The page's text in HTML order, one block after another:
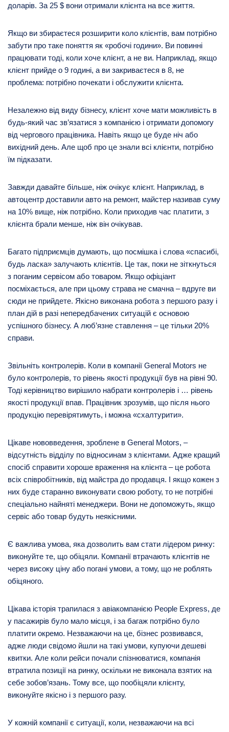
доларів. За 25 $ вони отримали клієнта на все життя.
Якщо ви збираєтеся розширити коло клієнтів, вам потрібно
забути про таке поняття як «робочі години». Ви повинні
працювати тоді, коли хоче клієнт, а не ви. Наприклад, якщо
клієнт прийде о 9 годині, а ви закриваєтеся в 8, не
проблема: потрібно почекати і обслужити клієнта.
Незалежно від виду бізнесу, клієнт хоче мати можливість в
будь-який час зв’язатися з компанією і отримати допомогу
від чергового працівника. Навіть якщо це буде ніч або
вихідний день. Але щоб про це знали всі клієнти, потрібно
їм підказати.
Завжди давайте більше, ніж очікує клієнт. Наприклад, в
автоцентр доставили авто на ремонт, майстер називав суму
на 10% вище, ніж потрібно. Коли приходив час платити, з
клієнта брали менше, ніж він очікував.
Багато підприємців думають, що посмішка і слова «спасибі,
будь ласка» залучають клієнтів. Це так, поки не зіткнуться
з поганим сервісом або товаром. Якщо офіціант
посміхається, але при цьому страва не смачна – вдруге ви
сюди не прийдете. Якісно виконана робота з першого разу і
план дій в разі непередбачених ситуацій є основою
успішного бізнесу. А люб’язне ставлення – це тільки 20%
справи.
Звільніть контролерів. Коли в компанії General Motors не
було контролерів, то рівень якості продукції був на рівні 90.
Тоді керівництво вирішило набрати контролерів і … рівень
якості продукції впав. Працівник зрозумів, що після нього
продукцію перевірятимуть, і можна «схалтурити».
Цікаве нововведення, зроблене в General Motors, –
відсутність відділу по відносинам з клієнтами. Адже кращий
спосіб справити хороше враження на клієнта – це робота
всіх співробітників, від майстра до продавця. І якщо кожен з
них буде старанно виконувати свою роботу, то не потрібні
спеціально найняті менеджери. Вони не допоможуть, якщо
сервіс або товар будуть неякісними.
Є важлива умова, яка дозволить вам стати лідером ринку:
виконуйте те, що обіцяли. Компанії втрачають клієнтів не
через високу ціну або погані умови, а тому, що не роблять
обіцяного.
Цікава історія трапилася з авіакомпанією People Express, де
у пасажирів було мало місця, і за багаж потрібно було
платити окремо. Незважаючи на це, бізнес розвивався,
адже люди свідомо йшли на такі умови, купуючи дешеві
квитки. Але коли рейси почали спізнюватися, компанія
втратила позиції на ринку, оскільки не виконала взятих на
себе зобов’язань. Тому все, що пообіцяли клієнту,
виконуйте якісно і з першого разу.
У кожній компанії є ситуації, коли, незважаючи на всі